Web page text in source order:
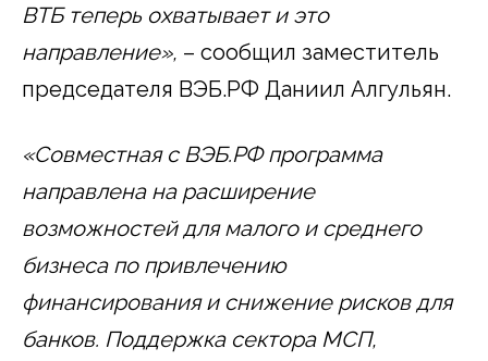
ВТБ теперь охватывает и это
направление», – сообщил заместитель
председателя ВЭБ.РФ Даниил Алгульян.
«Совместная с ВЭБ.РФ программа
направлена на расширение
возможностей для малого и среднего
бизнеса по привлечению
финансирования и снижение рисков для
банков. Поддержка сектора МСП,